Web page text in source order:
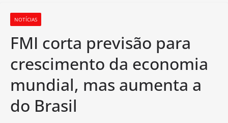
NOTÍCIAS
FMI corta previsão para
crescimento da economia
mundial, mas aumenta a
do Brasil